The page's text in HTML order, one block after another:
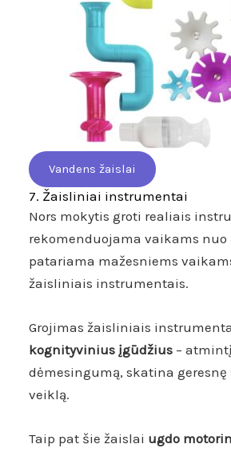
Vandens žaislai
7. Žaisliniai instrumentai
Nors mokytis groti realiais
rekomenduojama vaikams nuo
patariama mažesniems
žaisliniais instrumentais.
Grojimas žaisliniais
kognityvinius įgūdžius –
dėmesingumą, skatina geresnę
veiklą.
Taip pat šie žaislai ugdo